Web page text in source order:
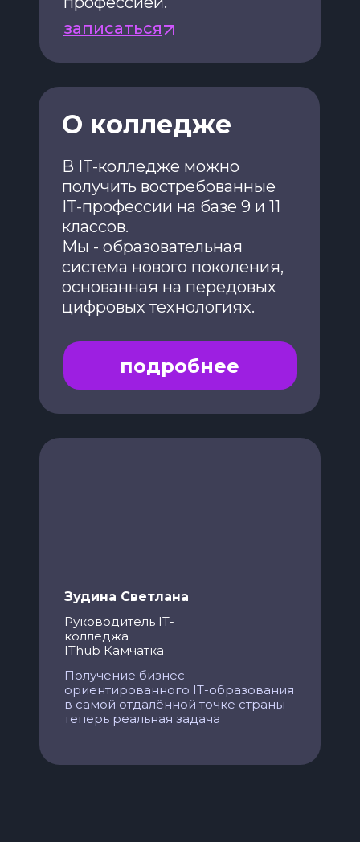
подробнее
О колледже
В IT-колледже можно
получить востребованные
IT-профессии на базе 9 и 11
классов.
Мы - образовательная
система нового поколения,
основанная на передовых
цифровых технологиях.
Получение бизнес-
ориентированного IT-образования
в самой отдалённой точке страны –
теперь реальная задача
Зудина Светлана
Руководитель IT-
колледжа
IThub Камчатка
записаться